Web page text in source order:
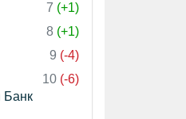
7 (+1)
8 (+1)
9 (-4)
Банк
10 (-6)